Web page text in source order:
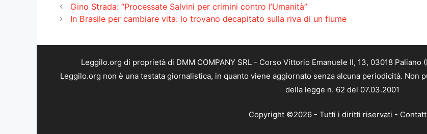
Gino Strada: “Processate Salvini per crimini contro l’Umanità”
In Brasile per cambiare vita: lo trovano decapitato sulla riva di un fiume
Leggilo.org di proprietà di DMM COMPANY SRL - Corso Vittorio Emanuele II, 13, 03018
Leggilo.org non è una testata giornalistica, in quanto viene aggiornato senza alcuna periodicità.
della legge n. 62 del 07.03.2001
Copyright ©2026 - Tutti i diritti riservati -